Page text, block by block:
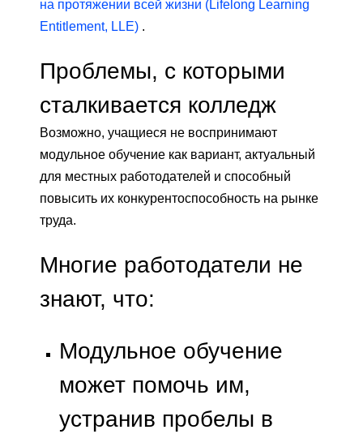
на протяжении всей жизни (Lifelong Learning
Entitlement, LLE) .
Проблемы, с которыми
сталкивается колледж
Возможно, учащиеся не воспринимают
модульное обучение как вариант, актуальный
для местных работодателей и способный
повысить их конкурентоспособность на рынке
труда.
Многие работодатели не
знают, что:
Модульное обучение
может помочь им,
устранив пробелы в